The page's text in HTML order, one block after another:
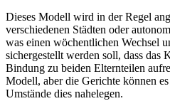
Dieses Modell wird in der Regel
verschiedenen Städten oder
was einen wöchentlichen Wechsel
sichergestellt werden soll, dass das
Bindung zu beiden Elternteilen
Modell, aber die Gerichte können
Umstände dies nahelegen.